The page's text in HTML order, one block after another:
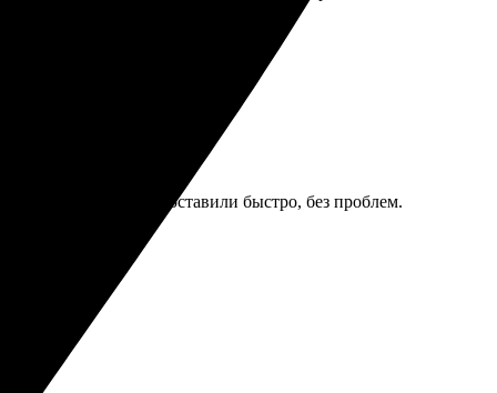
картинки четкие. Доставили быстро, без проблем.